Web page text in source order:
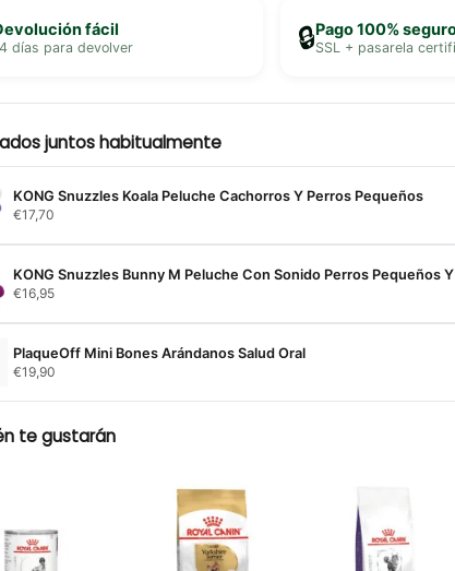
fácil
días para devolver 🔒Pago 100%
SSL + pasarela
juntos habitualmente
KONG Snuzzles Koala Peluche Cachorros Y Perros Pequeños
€17,70
KONG Snuzzles Bunny M Peluche Con Sonido Perros Pequeños
€16,95
PlaqueOff Mini Bones Arándanos Salud Oral
€19,90
te gustarán